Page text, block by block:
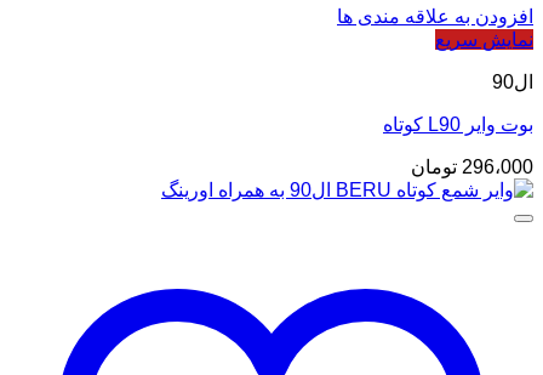
افزودن به علاقه مندی ها
نمایش سریع
ال90
بوت وایر L90 کوتاه
296،000 تومان